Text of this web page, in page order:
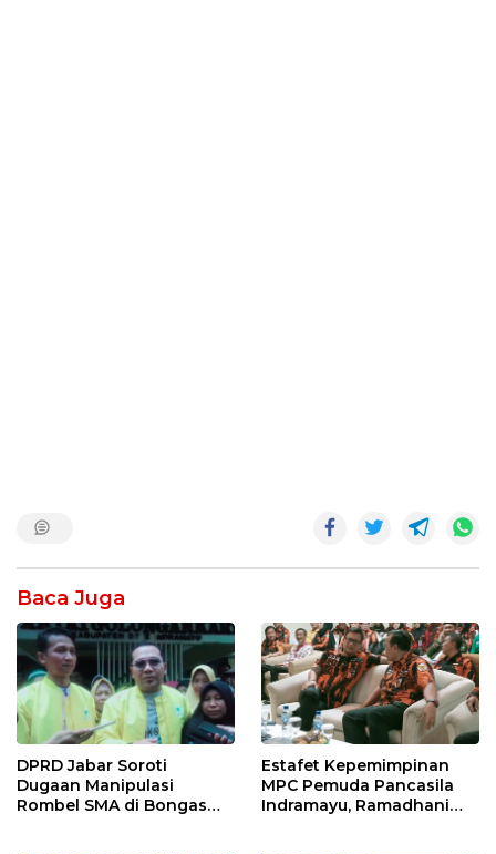
Baca Juga
DPRD Jabar Soroti
Dugaan Manipulasi
Rombel SMA di Bongas
Estafet Kepemimpinan
MPC Pemuda Pancasila
Indramayu, Ramadhani